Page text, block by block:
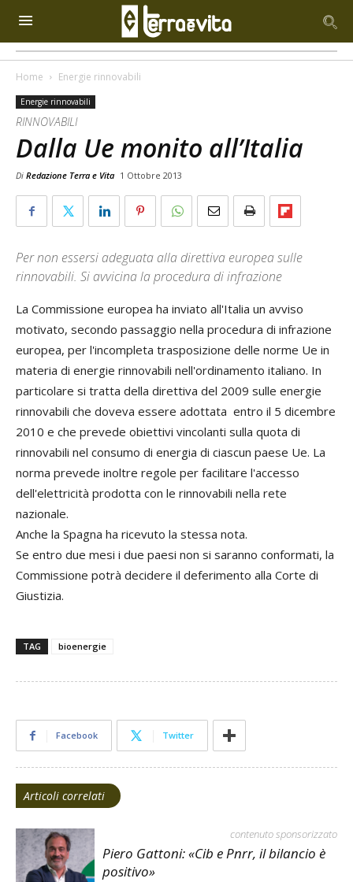
Home Energie rinnovabili
Energie rinnovabili
RINNOVABILI
Dalla Ue monito all’Italia
Di Redazione Terra e Vita 1 Ottobre 2013
Per non essersi adeguata alla direttiva europea sulle
rinnovabili. Si avvicina la procedura di infrazione
La Commissione europea ha inviato all'Italia un avviso
motivato, secondo passaggio nella procedura di infrazione
europea, per l'incompleta trasposizione delle norme Ue in
materia di energie rinnovabili nell'ordinamento italiano. In
particolare si tratta della direttiva del 2009 sulle energie
rinnovabili che doveva essere adottata entro il 5 dicembre
2010 e che prevede obiettivi vincolanti sulla quota di
rinnovabili nel consumo di energia di ciascun paese Ue. La
norma prevede inoltre regole per facilitare l'accesso
dell'elettricità prodotta con le rinnovabili nella rete
nazionale.
Anche la Spagna ha ricevuto la stessa nota.
Se entro due mesi i due paesi non si saranno conformati, la
Commissione potrà decidere il deferimento alla Corte di
Giustizia.
TAG bioenergie
Facebook Twitter
Articoli correlati
contenuto sponsorizzato
Piero Gattoni: «Cib e Pnrr, il bilancio è
positivo»